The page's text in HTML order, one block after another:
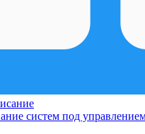
систем под